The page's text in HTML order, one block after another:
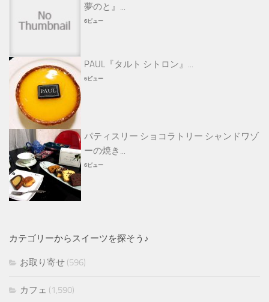
夢のと』...
6ビュー
PAUL『タルト シトロン』...
6ビュー
パティスリー ショコラトリー シャンドワゾ
ーの焼き...
6ビュー
カテゴリーからスイーツを探そう♪
お取り寄せ (596)
カフェ (1,590)